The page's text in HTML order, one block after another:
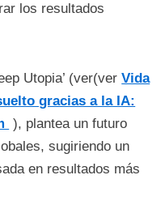
los resultados
Utopia’ (ver(verVida
gracias a la IA:
), plantea un futuro
sugiriendo un
en resultados más